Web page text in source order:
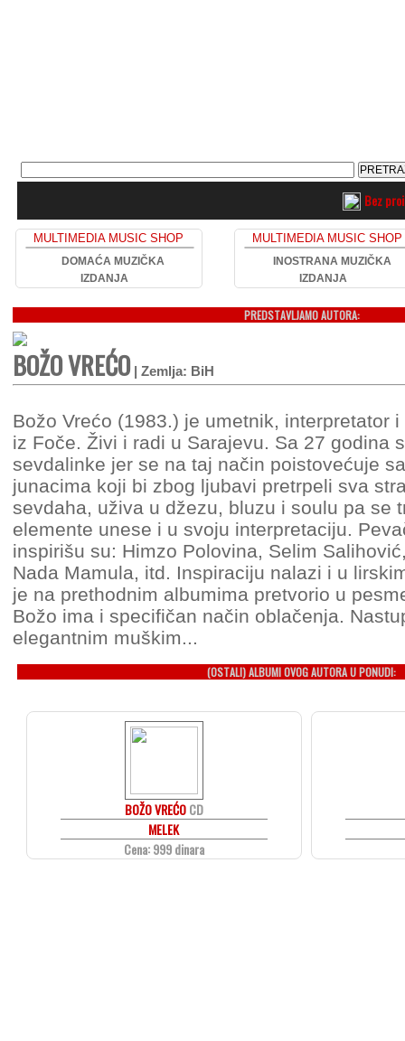
Bez
MULTIMEDIA MUSIC SHOP
DOMAĆA MUZIČKA
IZDANJA
MULTIMEDIA MUSIC SHOP
INOSTRANA MUZIČKA
IZDANJA
PREDSTAVLJAMO AUTORA:
BOŽO VREĆO| Zemlja: BiH
Božo Vrećo (1983.) je umetnik, interpretator
iz Foče. Živi i radi u Sarajevu. Sa 27 godina
sevdalinke jer se na taj način poistovećuje
junacima koji bi zbog ljubavi pretrpeli sva
sevdaha, uživa u džezu, bluzu i soulu pa se
elemente unese i u svoju interpretaciju.
inspirišu su: Himzo Polovina, Selim
Nada Mamula, itd. Inspiraciju nalazi i u
je na prethodnim albumima pretvorio u
Božo ima i specifičan način oblačenja.
elegantnim muškim...
(OSTALI) ALBUMI OVOG AUTORA U PONUDI:
BOŽO VREĆOCD
MELEK
Cena: 999 dinara